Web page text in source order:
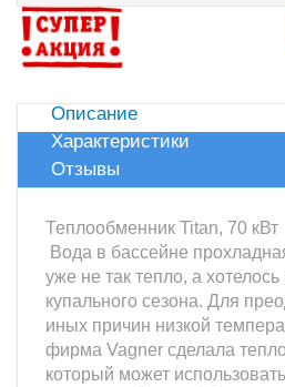
Описание
Характеристики
Отзывы
Теплообменник Titan, 70 кВт
Вода в бассейне
уже не так тепло, а
купального сезона. Для
иных причин низкой
фирма Vagner сделала
который может